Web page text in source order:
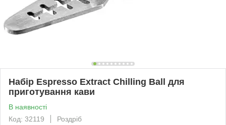
Набір Espresso Extract Chilling Ball для
приготування кави
В наявності
Код: 32119
Роздріб